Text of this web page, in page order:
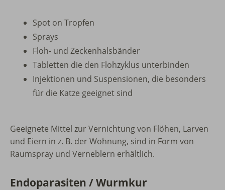
Spot on Tropfen
Sprays
Floh- und Zeckenhalsbänder
Tabletten die den Flohzyklus unterbinden
Injektionen und Suspensionen, die besonders
für die Katze geeignet sind
Geeignete Mittel zur Vernichtung von Flöhen, Larven
und Eiern in z. B. der Wohnung, sind in Form von
Raumspray und Verneblern erhältlich.
Endoparasiten / Wurmkur